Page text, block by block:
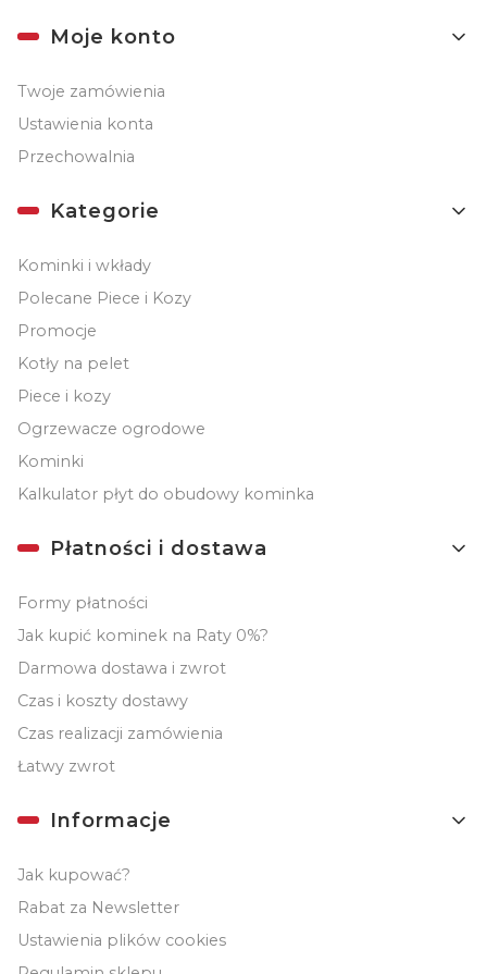
Linki w stopce
Moje konto
Twoje zamówienia
Ustawienia konta
Przechowalnia
Kategorie
Kominki i wkłady
Polecane Piece i Kozy
Promocje
Kotły na pelet
Piece i kozy
Ogrzewacze ogrodowe
Kominki
Kalkulator płyt do obudowy kominka
Płatności i dostawa
Formy płatności
Jak kupić kominek na Raty 0%?
Darmowa dostawa i zwrot
Czas i koszty dostawy
Czas realizacji zamówienia
Łatwy zwrot
Informacje
Jak kupować?
Rabat za Newsletter
Ustawienia plików cookies